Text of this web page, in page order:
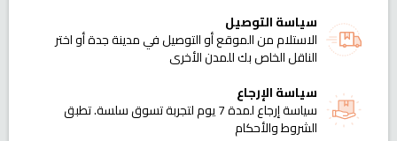
سياسة التوصيل
الاستلام من الموقع أو التوصيل في مدينة جدة أو اختر
الناقل الخاص بك للمدن الأخرى
سياسة الإرجاع
سياسة إرجاع لمدة 7 يوم لتجربة تسوق سلسة. تطبق
الشروط والأحكام